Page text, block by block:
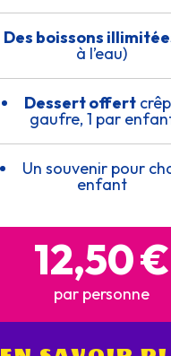
Des boissons
à l’eau)
Dessert offert
gaufre, 1 par
Un souvenir pour
enfant
12,50 €
par personne